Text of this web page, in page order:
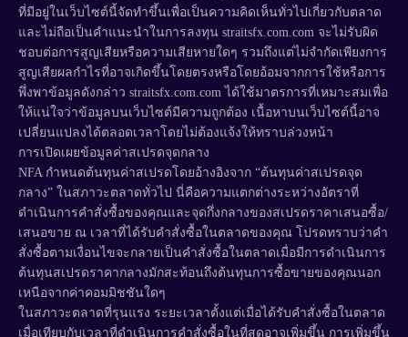
ที่มีอยู่ในเว็บไซต์นี้จัดทำขึ้นเพื่อเป็นความคิดเห็นทั่วไปเกี่ยวกับตลาด
และไม่ถือเป็นคำแนะนำในการลงทุน straitsfx.com.com จะไม่รับผิด
ชอบต่อการสูญเสียหรือความเสียหายใดๆ รวมถึงแต่ไม่จำกัดเพียงการ
สูญเสียผลกำไรที่อาจเกิดขึ้นโดยตรงหรือโดยอ้อมจากการใช้หรือการ
พึ่งพาข้อมูลดังกล่าว straitsfx.com.com ได้ใช้มาตรการที่เหมาะสมเพื่อ
ให้แน่ใจว่าข้อมูลบนเว็บไซต์มีความถูกต้อง เนื้อหาบนเว็บไซต์นี้อาจ
เปลี่ยนแปลงได้ตลอดเวลาโดยไม่ต้องแจ้งให้ทราบล่วงหน้า
การเปิดเผยข้อมูลค่าสเปรดจุดกลาง
NFA กำหนดต้นทุนค่าสเปรดโดยอ้างอิงจาก “ต้นทุนค่าสเปรดจุด
กลาง” ในสภาวะตลาดทั่วไป นี่คือความแตกต่างระหว่างอัตราที่
ดำเนินการคำสั่งซื้อของคุณและจุดกึ่งกลางของสเปรดราคาเสนอซื้อ/
เสนอขาย ณ เวลาที่ได้รับคำสั่งซื้อในตลาดของคุณ โปรดทราบว่าคำ
สั่งซื้อตามเงื่อนไขจะกลายเป็นคำสั่งซื้อในตลาดเมื่อมีการดำเนินการ
ต้นทุนสเปรดราคากลางมักสะท้อนถึงต้นทุนการซื้อขายของคุณนอก
เหนือจากค่าคอมมิชชันใดๆ
ในสภาวะตลาดที่รุนแรง ระยะเวลาตั้งแต่เมื่อได้รับคำสั่งซื้อในตลาด
เมื่อเทียบกับเวลาที่ดำเนินการคำสั่งซื้อในที่สุดอาจเพิ่มขึ้น การเพิ่มขึ้น